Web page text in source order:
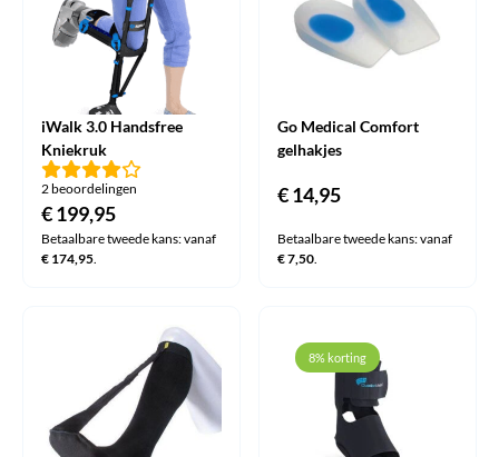
iWalk 3.0 Handsfree
Kniekruk
2 beoordelingen
€199,95
Betaalbare tweede kans: vanaf
€ 174,95.
Go Medical Comfort
gelhakjes
€14,95
Betaalbare tweede kans: vanaf
€7,50.
8% korting